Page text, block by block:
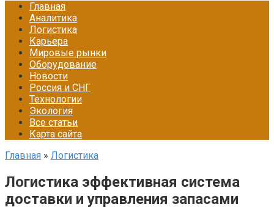
Главная
Аналитика
Логистика
Карьера
Мировые рынки
Оборудование
Новости
Россия и СНГ
Технологии
Экология
Все статьи
Карта сайта
Главная » Логистика
Логистика эффективная система
доставки и управления запасами